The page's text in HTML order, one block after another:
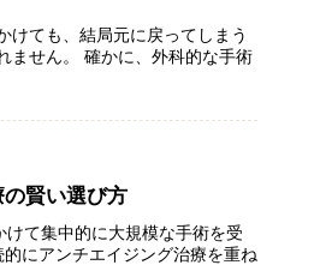
けても、結局元に戻ってしまう
ません。 確かに、外科的な手術
の賢い選び方
て集中的に大規模な手術を受
にアンチエイジング治療を重ね